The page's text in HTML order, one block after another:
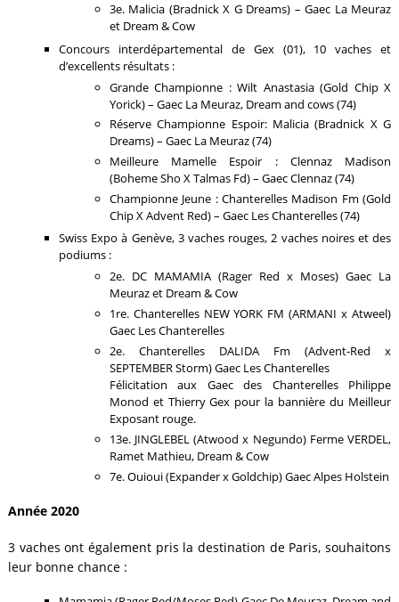
3e. Malicia (Bradnick X G Dreams) – Gaec La Meuraz
et Dream & Cow
Concours interdépartemental de Gex (01), 10 vaches et
d’excellents résultats :
Grande Championne : Wilt Anastasia (Gold Chip X
Yorick) – Gaec La Meuraz, Dream and cows (74)
Réserve Championne Espoir: Malicia (Bradnick X G
Dreams) – Gaec La Meuraz (74)
Meilleure Mamelle Espoir : Clennaz Madison
(Boheme Sho X Talmas Fd) – Gaec Clennaz (74)
Championne Jeune : Chanterelles Madison Fm (Gold
Chip X Advent Red) – Gaec Les Chanterelles (74)
Swiss Expo à Genève, 3 vaches rouges, 2 vaches noires et des
podiums :
2e. DC MAMAMIA (Rager Red x Moses) Gaec La
Meuraz et Dream & Cow
1re. Chanterelles NEW YORK FM (ARMANI x Atweel)
Gaec Les Chanterelles
2e. Chanterelles DALIDA Fm (Advent-Red x
SEPTEMBER Storm) Gaec Les Chanterelles
Félicitation aux Gaec des Chanterelles Philippe
Monod et Thierry Gex pour la bannière du Meilleur
Exposant rouge.
13e. JINGLEBEL (Atwood x Negundo) Ferme VERDEL,
Ramet Mathieu, Dream & Cow
7e. Ouioui (Expander x Goldchip) Gaec Alpes Holstein
Année 2020
3 vaches ont également pris la destination de Paris, souhaitons
leur bonne chance :